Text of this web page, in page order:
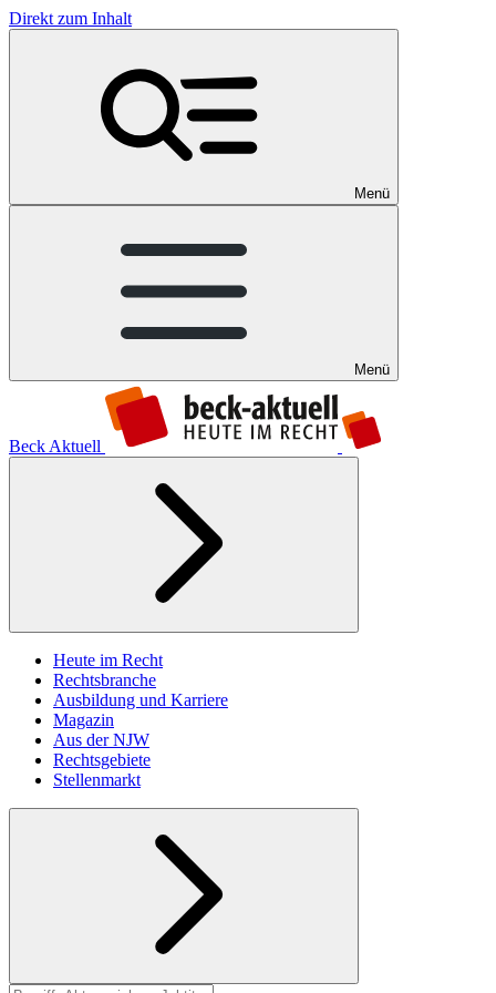
Direkt zum Inhalt
Menü
Menü
Beck Aktuell
Heute im Recht
Rechtsbranche
Ausbildung und Karriere
Magazin
Aus der NJW
Rechtsgebiete
Stellenmarkt